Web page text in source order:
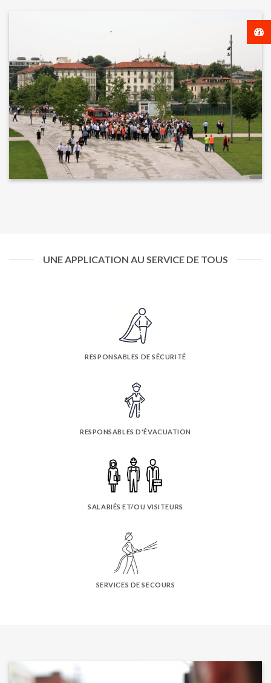
UNE APPLICATION AU SERVICE DE TOUS
RESPONSABLES DE SÉCURITÉ
RESPONSABLES D'ÉVACUATION
SALARIÉS ET/OU VISITEURS
SERVICES DE SECOURS